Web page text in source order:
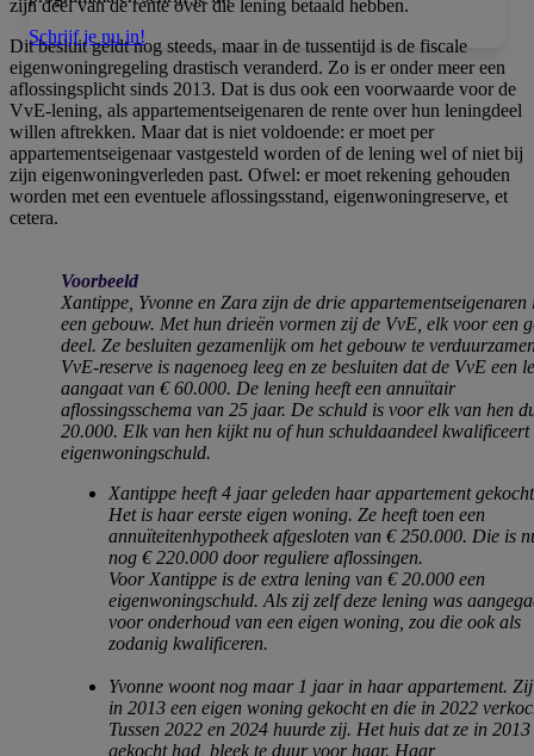
zijn deel van de rente over die lening betaald hebben.
Dit besluit geldt nog steeds, maar in de tussentijd is de fiscale
eigenwoningregeling drastisch veranderd. Zo is er onder meer een
aflossingsplicht sinds 2013. Dat is dus ook een voorwaarde voor de
VvE-lening, als appartementseigenaren de rente over hun leningdeel
willen aftrekken. Maar dat is niet voldoende: er moet per
appartementseigenaar vastgesteld worden of de lening wel of niet bij
zijn eigenwoningverleden past. Ofwel: er moet rekening gehouden
worden met een eventuele aflossingsstand, eigenwoningreserve, et
cetera.
Voorbeeld
Xantippe, Yvonne en Zara zijn de drie appartementseigenaren
een gebouw. Met hun drieën vormen zij de VvE, elk voor een
deel. Ze besluiten gezamenlijk om het gebouw te
VvE-reserve is nagenoeg leeg en ze besluiten dat de VvE een
aangaat van € 60.000. De lening heeft een annuïtair
aflossingsschema van 25 jaar. De schuld is voor elk van hen
20.000. Elk van hen kijkt nu of hun schuldaandeel kwalificeert
eigenwoningschuld.
Xantippe heeft 4 jaar geleden haar appartement
Het is haar eerste eigen woning. Ze heeft toen een
annuïteitenhypotheek afgesloten van € 250.000. Die is
nog € 220.000 door reguliere aflossingen.
Voor Xantippe is de extra lening van € 20.000 een
eigenwoningschuld. Als zij zelf deze lening was
voor onderhoud van een eigen woning, zou die ook als
zodanig kwalificeren.
Yvonne woont nog maar 1 jaar in haar appartement.
in 2013 een eigen woning gekocht en die in 2022
Tussen 2022 en 2024 huurde zij. Het huis dat ze in 2013
gekocht had, bleek te duur voor haar. Haar
Schrijf je nu in!